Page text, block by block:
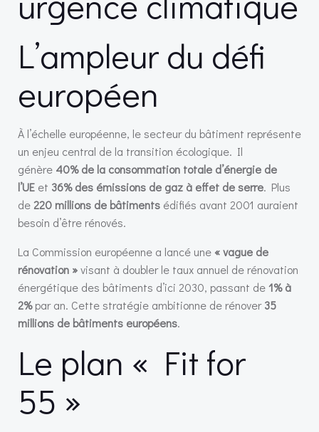
L’ampleur du défi
européen
À l’échelle européenne, le secteur du bâtiment représente
un enjeu central de la transition écologique. Il
génère 40% de la consommation totale d’énergie de
l’UE et 36% des émissions de gaz à effet de serre. Plus
de220 millions de bâtiments édifiés avant 2001 auraient
besoin d’être rénovés.
La Commission européenne a lancé une« vague de
rénovation »visant à doubler le taux annuel de rénovation
énergétique des bâtiments d’ici 2030, passant de1% à
2%par an. Cette stratégie ambitionne de rénover35
millions de bâtiments européens.
Le plan « Fit for
55 »